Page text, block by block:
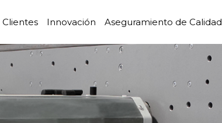
Clientes Innovación Aseguramiento de Calidad